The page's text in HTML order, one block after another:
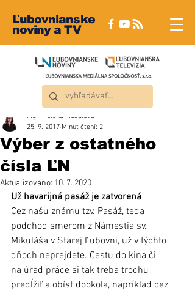
Ľubovnianske
noviny a TV
Výber z ostatného
čísla ĽN
Mgr. Helena Musalová
25. 9. 2017 Minut čtení: 2
Aktualizováno: 10. 7. 2020
Už havarijná pasáž je zatvorená
Cez našu známu tzv. Pasáž, teda
podchod smerom z Námestia sv.
Mikuláša v Starej Ľubovni, už v týchto
dňoch neprejdete. Cestu do kina či
na úrad práce si tak treba trochu
predĺžiť a obísť dookola, napríklad cez